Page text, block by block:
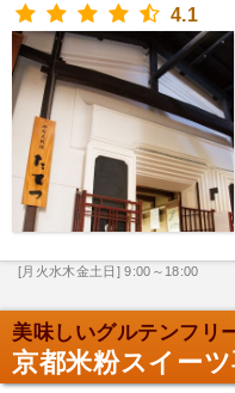
4.1
[月火水木金土日] 9:00～18:00
美味しいグルテンフリ
京都米粉スイー